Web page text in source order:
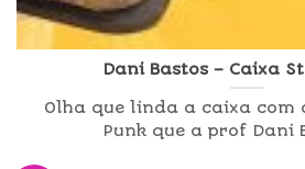
Dani Bastos – Caixa
Olha que linda a caixa com
Punk que a prof Dani